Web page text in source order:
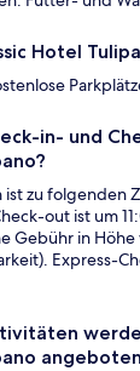
Hotel
in- und
ist zu folgenden
out ist um
Gebühr in
Express-